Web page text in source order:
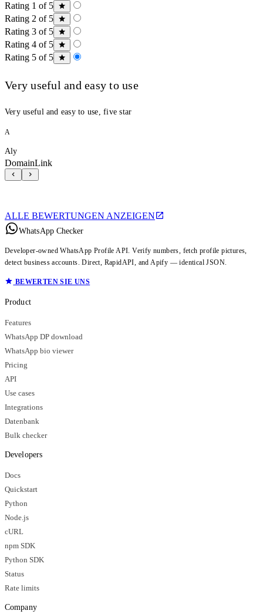
Rating 1 of 5
Rating 2 of 5
Rating 3 of 5
Rating 4 of 5
Rating 5 of 5
Very useful and easy to use
Very useful and easy to use, five star
A
Aly
DomainLink
ALLE BEWERTUNGEN ANZEIGEN
WhatsApp Checker
Developer-owned WhatsApp Profile API. Verify numbers, fetch profile pictures,
detect business accounts. Direct, RapidAPI, and Apify — identical JSON.
BEWERTEN SIE UNS
Product
Features
WhatsApp DP download
WhatsApp bio viewer
Pricing
API
Use cases
Integrations
Datenbank
Bulk checker
Developers
Docs
Quickstart
Python
Node.js
cURL
npm SDK
Python SDK
Status
Rate limits
Company